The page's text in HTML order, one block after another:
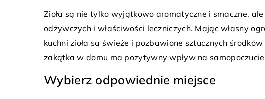
Zioła są nie tylko wyjątkowo aromatyczne i smaczne,
odżywczych i właściwości leczniczych. Mając własny
kuchni zioła są świeże i pozbawione sztucznych
zakątka w domu ma pozytywny wpływ na
Wybierz odpowiednie miejsce
jak można je zintegrować w
łazience, zapewniając
wygląd każdego
biurze - odkryj klasyczne meble
gabinetowe, które dodadzą
Twojej przestrzeni pracy!